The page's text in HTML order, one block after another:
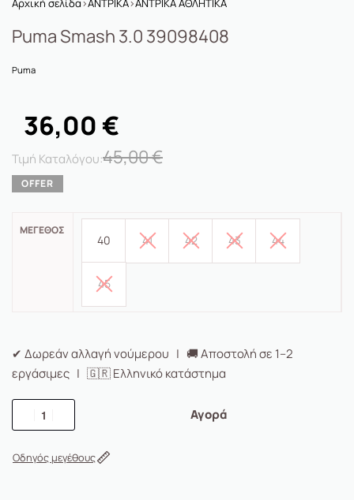
Αρχική σελίδα›ΑΝΤΡΙΚΑ›ΑΝΤΡΙΚΑ ΑΘΛΗΤΙΚΑ
Puma Smash 3.0 39098408
Puma
45,00€
36,00 €
ΜΈΓΕΘΟΣ
40 41 42 43 44
45
✔ Δωρεάν αλλαγή νούμερου | 🚚 Αποστολή σε 1–2
εργάσιμες | 🇬🇷 Ελληνικό κατάστημα
Αγορά
Οδηγός μεγέθους